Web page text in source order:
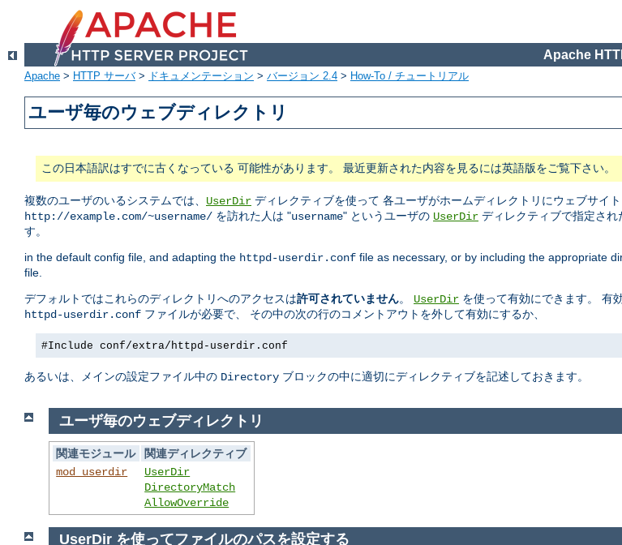
Apache
Apache > HTTP サーバ> ドキュメンテーション > バージョン 2.4 > How-To / チュートリアル
ユーザ毎のウェブディレクトリ
この日本語訳はすでに古くなっている 可能性があります。 最近更新された内容を見るには英語版をご覧下さい。
複数のユーザのいるシステムでは、 UserDir ディレクティブを使って 各ユーザがホームディレクトリにウェブサイ
http://example.com/~username/ を訪れた人は "username" というユーザの UserDir ディレクティブで指定さ
す。
in the default config file, and adapting the httpd-userdir.conf file as necessary, or by including the appropriate
file.
デフォルトではこれらのディレクトリへのアクセスは許可されていません。 UserDir を使って有効にできます。 有
httpd-userdir.conf ファイルが必要で、 その中の次の行のコメントアウトを外して有効にするか、
#Include conf/extra/httpd-userdir.conf
あるいは、メインの設定ファイル中の Directory ブロックの中に適切にディレクティブを記述しておきます。
ユーザ毎のウェブディレクトリ
関連モジュール
関連ディレクティブ
mod_userdir
UserDir
DirectoryMatch
AllowOverride
UserDir を使ってファイルのパスを設定する